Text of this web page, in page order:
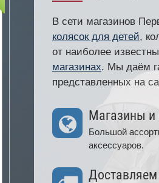
В сети магазинов
колясок для детей,
от наиболее
магазинах. Мы даём
представленных на
Магазины и
Большой
аксессуаров.
Доставляем